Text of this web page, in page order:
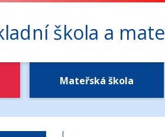
škola a
Mateřská škola